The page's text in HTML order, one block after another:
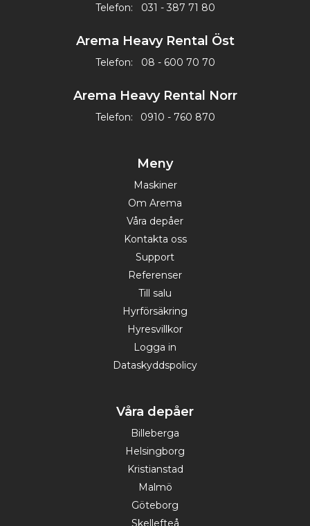
Telefon: 031 - 387 71 80
Arema Heavy Rental Öst
Telefon: 08 - 600 70 70
Arema Heavy Rental Norr
Telefon: 0910 - 760 870
Meny
Maskiner
Om Arema
Våra depåer
Kontakta oss
Support
Referenser
Till salu
Hyrförsäkring
Hyresvillkor
Logga in
Dataskyddspolicy
Våra depåer
Billeberga
Helsingborg
Kristianstad
Malmö
Göteborg
Skellefteå